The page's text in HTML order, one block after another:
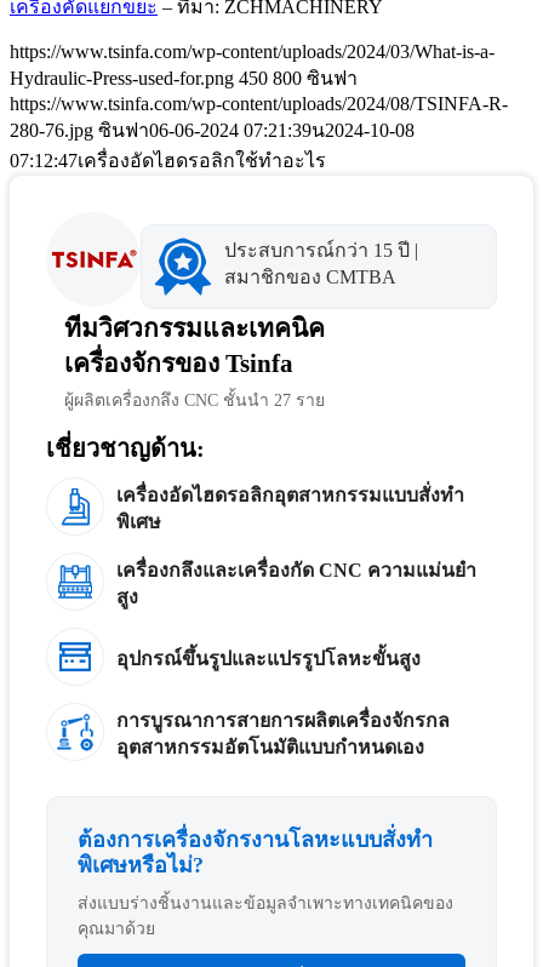
เครื่องคัดแยกขยะ – ที่มา: ZCHMACHINERY
https://www.tsinfa.com/wp-content/uploads/2024/03/What-is-a-
Hydraulic-Press-used-for.png 450 800 ซินฟา
https://www.tsinfa.com/wp-content/uploads/2024/08/TSINFA-R-
280-76.jpg ซินฟา06-06-2024 07:21:39น2024-10-08
07:12:47เครื่องอัดไฮดรอลิกใช้ทำอะไร
ทีมวิศวกรรมและเทคนิค
เครื่องจักรของ Tsinfa
ผู้ผลิตเครื่องกลึง CNC ชั้นนำ 27 ราย
ประสบการณ์กว่า 15 ปี |
สมาชิกของ CMTBA
เชี่ยวชาญด้าน:
เครื่องอัดไฮดรอลิกอุตสาหกรรมแบบสั่งทำ
พิเศษ
เครื่องกลึงและเครื่องกัด CNC ความแม่นยำ
สูง
อุปกรณ์ขึ้นรูปและแปรรูปโลหะขั้นสูง
การบูรณาการสายการผลิตเครื่องจักรกล
อุตสาหกรรมอัตโนมัติแบบกำหนดเอง
ต้องการเครื่องจักรงานโลหะแบบสั่งทำ
พิเศษหรือไม่?
ส่งแบบร่างชิ้นงานและข้อมูลจำเพาะทางเทคนิคของ
คุณมาด้วย